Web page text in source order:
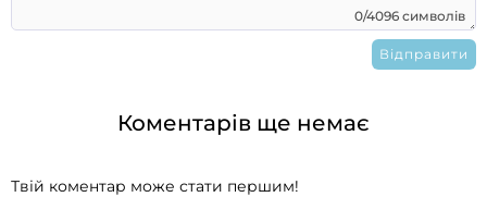
0/4096 символів
Коментарів ще немає
Твій коментар може стати першим!